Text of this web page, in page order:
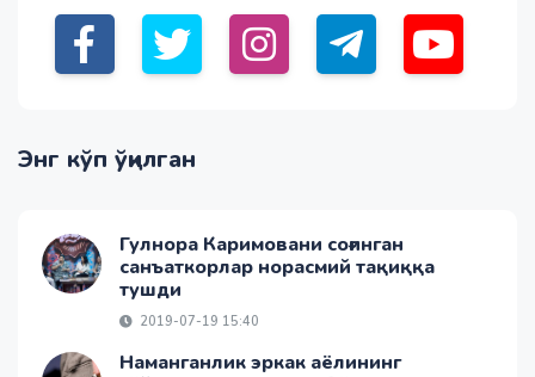
Энг кўп ўқилган
Гулнора Каримовани соғинган
санъаткорлар норасмий тақиққа
тушди
2019-07-19 15:40
Наманганлик эркак аёлининг